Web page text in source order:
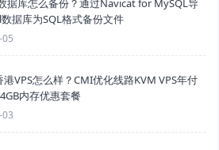
据库怎么备份？通过Navicat for MySQL导
据库为SQL格式备份文件
VPS怎么样？CMI优化线路KVM VPS年付
内存优惠套餐